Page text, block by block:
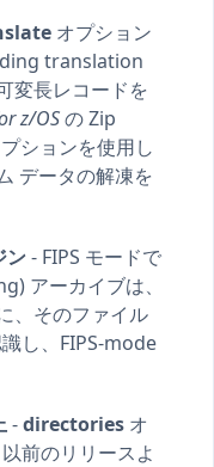
オプション
translation
変長レコードを
z/OSの Zip
ションを使用し
データの解凍を
ン- FIPS モードで
アーカイブは、
、そのファイル
し、FIPS-mode
-directories オ
前のリリースよ